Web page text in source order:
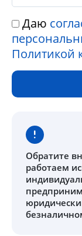
Даю
Политикой
Обратите
работаем